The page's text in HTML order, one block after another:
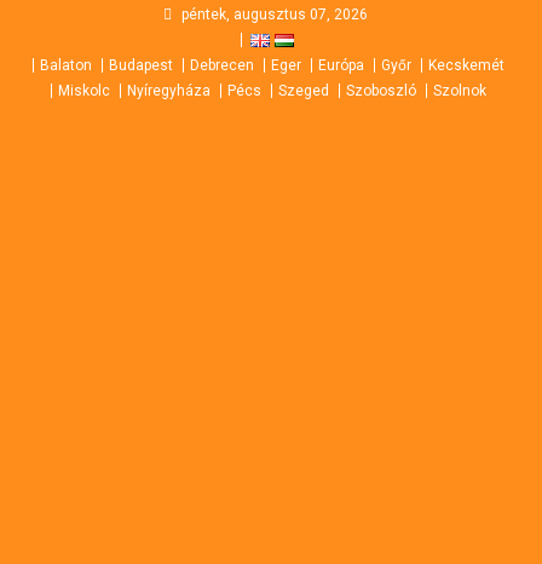
content
péntek, augusztus 07, 2026
Balaton Budapest Debrecen Eger Európa Győr
Kecskemét
Miskolc
Nyíregyháza Pécs Szeged Szoboszló Szolnok